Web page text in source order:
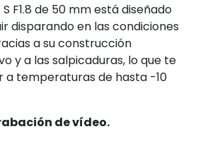
S F1.8 de 50 mm está diseñado
disparando en las condiciones
a su construcción
y a las salpicaduras, lo que te
a temperaturas de hasta -10
de vídeo.